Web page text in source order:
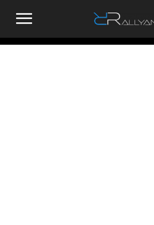
RallyandRaces.com